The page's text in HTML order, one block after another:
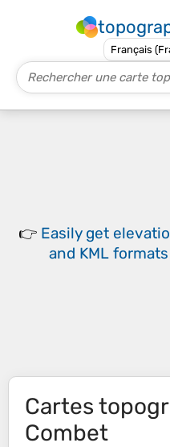
👉 Easily get
and KML formats
Cartes
Combet